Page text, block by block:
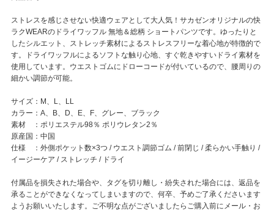
ストレスを感じさせない快適ウェアとして大人気！サカゼンオリジナルの快
ラクWEARのドライワッフル 無地＆総柄 ショートパンツです。ゆったりと
したシルエット、ストレッチ素材によるストレスフリーな着心地が特徴的で
す。ドライワッフルによるソフトな触り心地、すぐ乾きやすいドライ素材を
使用しています。ウエストゴムにドローコードが付いているので、腰周りの
細かい調節が可能。
サイズ：M、L、LL
カラー：A、B、D、E、F、グレー、ブラック
素材 ：ポリエステル98％ ポリウレタン2％
原産国：中国
仕様 ：外側ポケット数×3つ / ウエスト調節ゴム / 前閉じ / 柔らかい手触り /
イージーケア / ストレッチ / ドライ
付属品を損失された場合や、タグを切り離し・紛失された場合には、返品を
承ることができなくなってしまいますので、何卒、予めご了承くださいます
ようお願いいたします。ご不明な点がございましたらご購入前にメール・お